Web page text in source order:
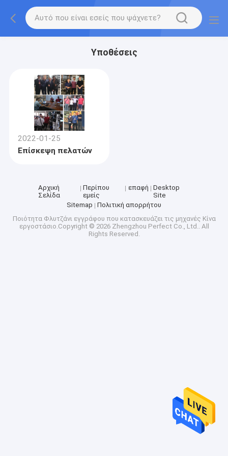
Υποθέσεις
2022-01-25
Επίσκεψη πελατών
Αρχική
Σελίδα
Περίπου
εμείς
επαφή
Desktop
Site
Sitemap
Πολιτική απορρήτου
Ποιότητα Φλυτζάνι εγγράφου που κατασκευάζει τις μηχανές Κίνα
εργοστάσιο.Copyright © 2026 Zhengzhou Perfect Co., Ltd.. All
Rights Reserved.